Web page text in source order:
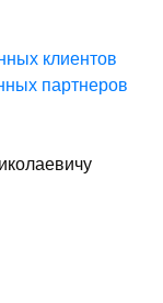
клиентов
партнеров